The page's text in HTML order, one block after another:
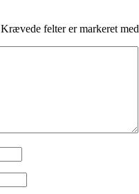
Krævede felter er markeret med